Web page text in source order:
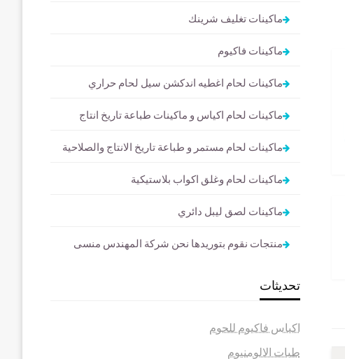
ماكينات تغليف شرينك
ماكينات فاكيوم
ماكينات لحام اغطيه اندكشن سيل لحام حراري
ماكينات لحام اكياس و ماكينات طباعة تاريخ انتاج
ماكينات لحام مستمر و طباعة تاريخ الانتاج والصلاحية
ماكينات لحام وغلق اكواب بلاستيكية
ماكينات لصق ليبل دائري
منتجات نقوم بتوريدها نحن شركة المهندس منسى
تحديثات
اكياس فاكيوم للحوم
طبات الالومنيوم